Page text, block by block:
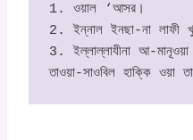
1. ওয়াল ‘আসর।
2. ইন্নাল ইনছা-না লাফী
3. ইল্লাল্লাযীনা আ-
তাওয়া-সাওবিল হাক্কি ওয়া